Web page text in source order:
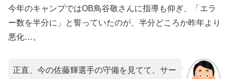
今年のキャンプではOB鳥谷敬さんに指導も仰ぎ、「エラ
ー数を半分に」と誓っていたのが、半分どころか昨年より
悪化…。
正直、今の佐藤輝選手の守備を見てて、サー